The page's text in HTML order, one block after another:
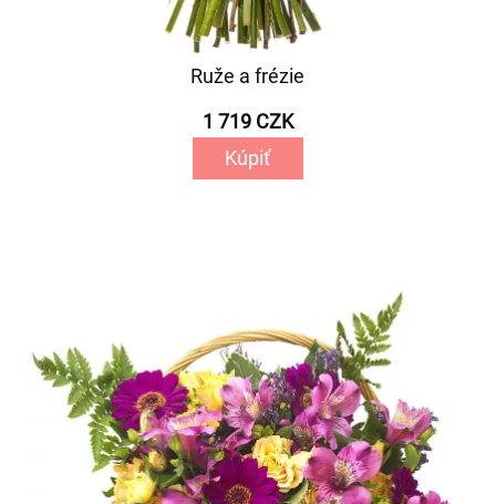
Ruže a frézie
1 719 CZK
Kúpiť